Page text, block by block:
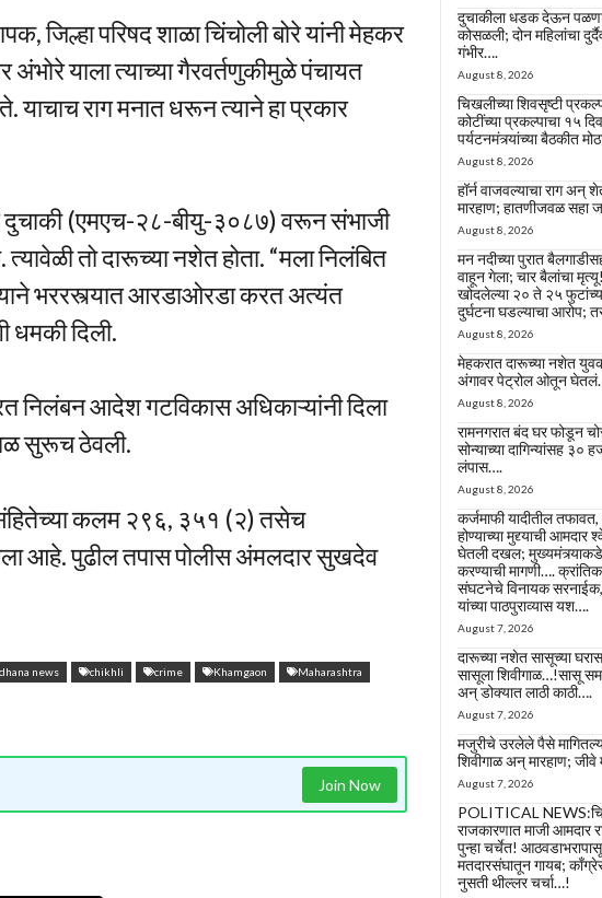
जिल्हा परिषद शाळा चिंचोली बोरे यांनी मेहकर
अंभोरे याला त्याच्या गैरवर्तणुकीमुळे पंचायत
याचाच राग मनात धरून त्याने हा प्रकार
दुचाकी (एमएच-२८-बीयु-३०८७) वरून संभाजी
तो दारूच्या नशेत होता. “मला निलंबित
भररस्त्यात आरडाओरडा करत अत्यंत
धमकी दिली.
निलंबन आदेश गटविकास अधिकाऱ्यांनी दिला
सुरूच ठेवली.
संहितेच्या कलम २९६, ३५१ (२) तसेच
आहे. पुढील तपास पोलीस अंमलदार सुखदेव
news chikhli crime Khamgaon Maharashtra
Join Now
दुचाकीला धडक देऊन
कोसळली; दोन महिलांचा
गंभीर….
August 8, 2026
चिखलीच्या शिवसृष्टी
कोटींच्या प्रकल्पाचा १५
पर्यटनमंत्र्यांच्या बैठकीत
August 8, 2026
हॉर्न वाजवल्याचा राग अन्
मारहाण; हातणीजवळ सहा
August 8, 2026
मन नदीच्या पुरात
वाहून गेला; चार बैलांचा
खोदलेल्या २० ते २५
दुर्घटना घडल्याचा आरोप;
August 8, 2026
मेहकरात दारूच्या नशेत
अंगावर पेट्रोल ओतून
August 8, 2026
रामनगरात बंद घर फोडून
सोन्याच्या दागिन्यांसह ३०
लंपास….
August 8, 2026
कर्जमाफी यादीतील
होण्याच्या मुद्द्याची आमदार
घेतली दखल;
करण्याची मागणी….
संघटनेचे विनायक
यांच्या पाठपुराव्यास यश….
August 7, 2026
दारूच्या नशेत सासूच्या
सासूला शिवीगाळ…!सासू
अन् डोक्यात लाठी काठी….
August 7, 2026
मजुरीचे उरलेले पैसे
शिवीगाळ अन् मारहाण; जीवे
August 7, 2026
POLITICAL
राजकारणात माजी आमदार
पुन्हा चर्चेत!
मतदारसंघातून गायब;
नुसती थील्लर चर्चा…!